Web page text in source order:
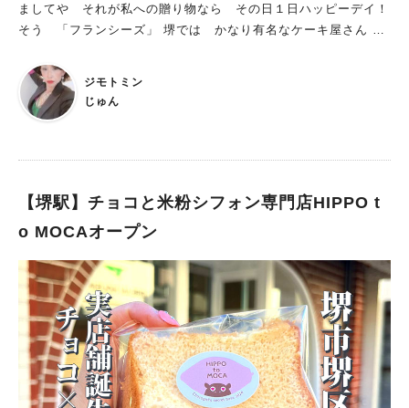
供されているようです♪ 注文したのは『紅豆冰（ホン・ダウ・ベ
ィン）』 ぜんざいの上に砕いた氷を乗せ、さらに淡奶（タム・
う。 上にバニラアイスが乗っていました。 想像していたよりも
甘さ控えめでかなり好みのお味！ 小豆本来の甘さがアイスと相
性よく、とっても飲み（食べ？）やすかったです。 香港ではこ
ェタイムだったためドリンクにしましたが、次に伺う際はフード
さいね！
ましてや それが私への贈り物なら その日１日ハッピーデイ！
そう 「フランシーズ」 堺では かなり有名なケーキ屋さん ケ
ら “幸せのスイーツ”を 届けてきたお店 そんな「フランシー
ズ」が ゆったりとしたサロン空間でデザートを楽しめる 待望
の「サロン・ド・フランシーズ」を オープン！！！ プレオー
ジモトミン
じゅん
【堺駅】チョコと米粉シフォン専門店HIPPO t
o MOCAオープン